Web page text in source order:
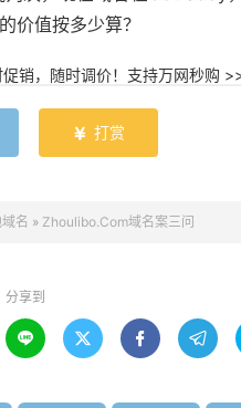
价值按多少算？
销，随时调价！支持万网秒购
 打赏
名 » Zhoulibo.Com域名案三问
分享到
   